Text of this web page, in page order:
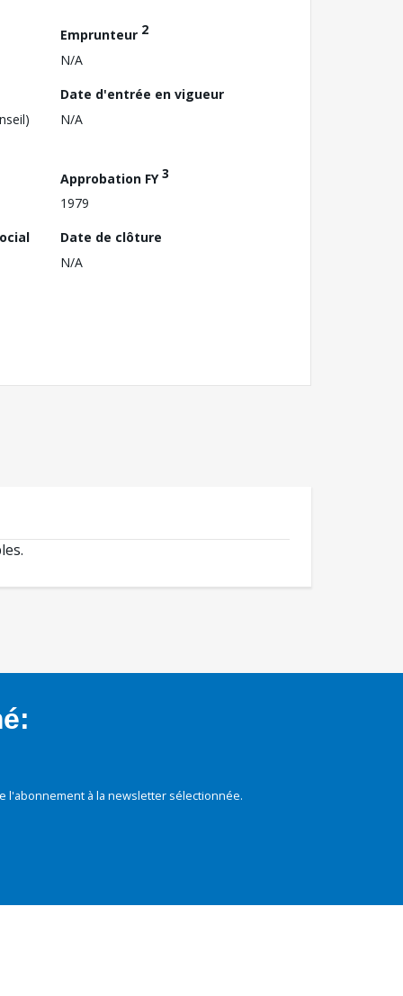
Emprunteur 2
N/A
Date d'entrée en vigueur
N/A
Approbation FY3
1979
Date de clôture
N/A
à la newsletter sélectionnée.